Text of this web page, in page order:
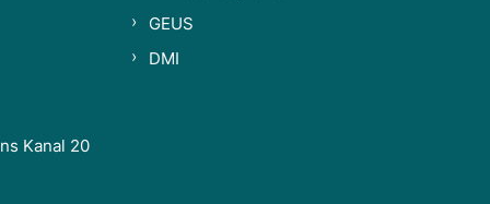
Kanal 20
GEUS
DMI